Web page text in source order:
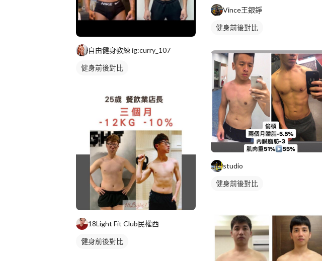
自由健身教練 ig:curry_107
健身前後對比
18Light Fit Club民權西
健身前後對比
Vince王銀錚
健身前後對比
studio
健身前後對比